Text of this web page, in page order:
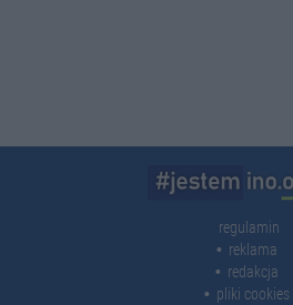
regulamin
reklama
redakcja
pliki cookies